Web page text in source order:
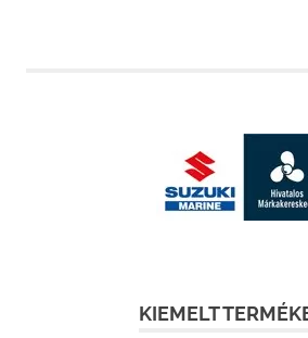
KIEMELT